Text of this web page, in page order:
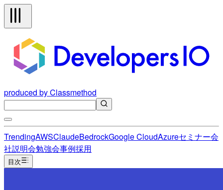
produced by Classmethod
TrendingAWSClaudeBedrockGoogle CloudAzureセミナー会
社説明会勉強会事例採用
目次